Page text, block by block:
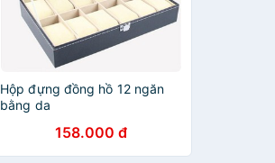
Hộp đựng đồng hồ 12 ngăn
bằng da
158.000 đ